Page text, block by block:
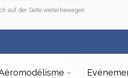
auf der Seite weiterbewegen